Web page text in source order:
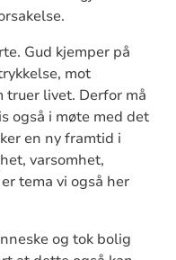
Gud kjemper på
mot
livet. Derfor må
også i møte med det
en ny framtid i
varsomhet,
tema vi også her
og tok bolig